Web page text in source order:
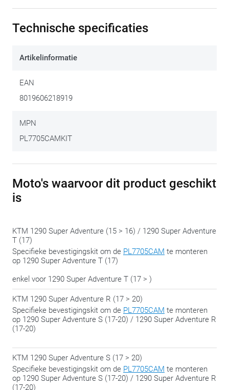
een volgend model. Exit accessoire? Natuurlijk niet! Een
Technische specificaties
Artikelinformatie
EAN
8019606218919
MPN
PL7705CAMKIT
Moto's waarvoor dit product geschikt
is
KTM 1290 Super Adventure (15 > 16) / 1290 Super Adventure
T (17)
Specifieke bevestigingskit om de PL7705CAM te monteren
op 1290 Super Adventure T (17)
enkel voor 1290 Super Adventure T (17 > )
KTM 1290 Super Adventure R (17 > 20)
Specifieke bevestigingskit om de PL7705CAM te monteren
op 1290 Super Adventure S (17-20) / 1290 Super Adventure R
(17-20)
KTM 1290 Super Adventure S (17 > 20)
Specifieke bevestigingskit om de PL7705CAM te monteren
op 1290 Super Adventure S (17-20) / 1290 Super Adventure R
(17-20)